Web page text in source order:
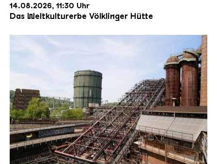
14.08.2026, 11:30 Uhr
Das Weltkulturerbe Völklinger Hütte